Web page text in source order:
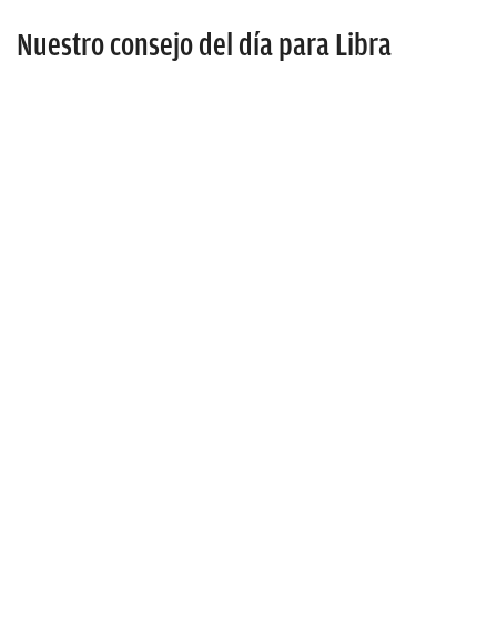
Nuestro consejo del día para Libra